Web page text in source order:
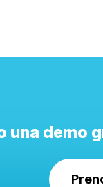
una demo